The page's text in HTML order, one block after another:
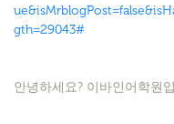
gth=29043#
안녕하세요? 이바인어학원